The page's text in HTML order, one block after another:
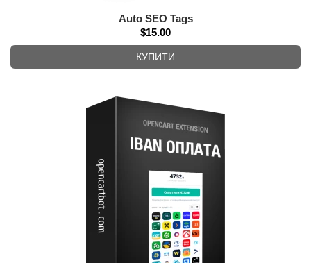
Auto SEO Tags
$15.00
КУПИТИ